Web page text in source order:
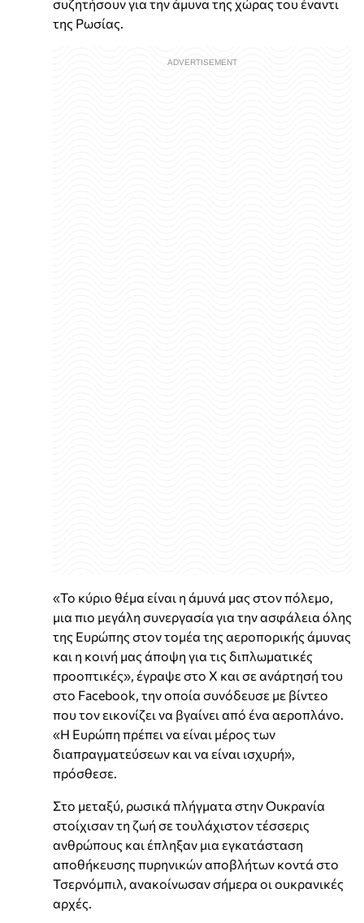
συζητήσουν για την άμυνα της χώρας του έναντι
της Ρωσίας.
«Το κύριο θέμα είναι η άμυνά μας στον πόλεμο,
μια πιο μεγάλη συνεργασία για την ασφάλεια όλης
της Ευρώπης στον τομέα της αεροπορικής άμυνας
και η κοινή μας άποψη για τις διπλωματικές
προοπτικές», έγραψε στο X και σε ανάρτησή του
στο Facebook, την οποία συνόδευσε με βίντεο
που τον εικονίζει να βγαίνει από ένα αεροπλάνο.
«Η Ευρώπη πρέπει να είναι μέρος των
διαπραγματεύσεων και να είναι ισχυρή»,
πρόσθεσε.
Στο μεταξύ, ρωσικά πλήγματα στην Ουκρανία
στοίχισαν τη ζωή σε τουλάχιστον τέσσερις
ανθρώπους και έπληξαν μια εγκατάσταση
αποθήκευσης πυρηνικών αποβλήτων κοντά στο
Τσερνόμπιλ, ανακοίνωσαν σήμερα οι ουκρανικές
αρχές.